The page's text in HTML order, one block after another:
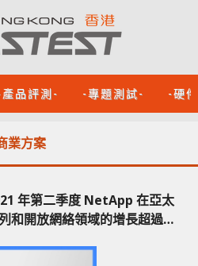
品評測- -專題測試- -硬
業方案
年第二季度 NetApp 在亞太
和開放網絡領域的增長超過市